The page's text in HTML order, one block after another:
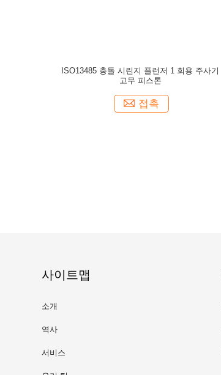
ISO13485 충돌 시린지 플런저 1 회용 주사기
고무 피스톤
접촉
사이트맵
소개
역사
서비스